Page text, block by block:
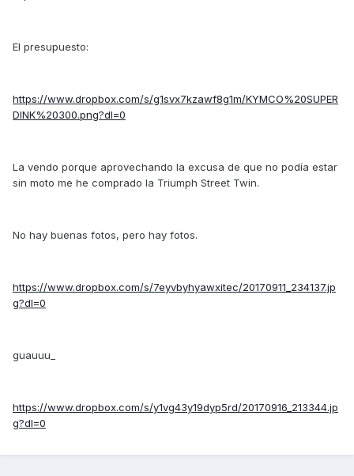
El presupuesto:
https://www.dropbox.com/s/g1svx7kzawf8g1m/KYMCO%20SUPER
DINK%20300.png?dl=0
La vendo porque aprovechando la excusa de que no podía estar
sin moto me he comprado la Triumph Street Twin.
No hay buenas fotos, pero hay fotos.
https://www.dropbox.com/s/7eyvbyhyawxitec/20170911_234137.jp
g?dl=0
guauuu_
https://www.dropbox.com/s/y1vg43y19dyp5rd/20170916_213344.jp
g?dl=0